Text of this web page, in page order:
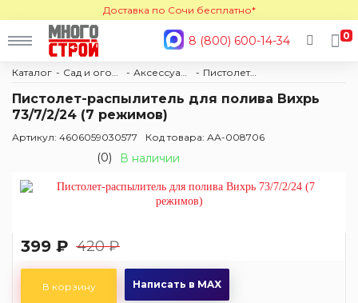
Доставка по Сочи бесплатно*
8 (800) 600-14-34 0
Каталог Пистолеты поливочные
Пистолет-распылитель для полива Вихрь
73/7/2/24 (7 режимов)
Артикул: 4606059030577 Код товара: АА-008706
(0) В наличии
399 ₽ 420 ₽
В корзину Написать в MAX